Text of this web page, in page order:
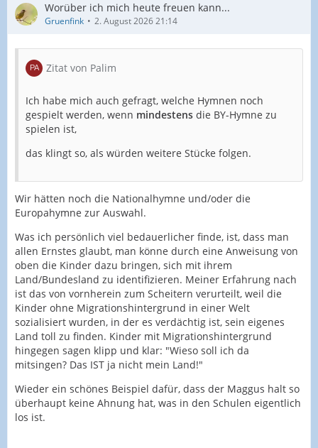
Worüber ich mich heute freuen kann...
Gruenfink 2. August 2026 21:14
Zitat von Palim
Ich habe mich auch gefragt, welche Hymnen noch
gespielt werden, wenn mindestens die BY-Hymne zu
spielen ist,
das klingt so, als würden weitere Stücke folgen.
Wir hätten noch die Nationalhymne und/oder die
Europahymne zur Auswahl.
Was ich persönlich viel bedauerlicher finde, ist, dass man
allen Ernstes glaubt, man könne durch eine Anweisung von
oben die Kinder dazu bringen, sich mit ihrem
Land/Bundesland zu identifizieren. Meiner Erfahrung nach
ist das von vornherein zum Scheitern verurteilt, weil die
Kinder ohne Migrationshintergrund in einer Welt
sozialisiert wurden, in der es verdächtig ist, sein eigenes
Land toll zu finden. Kinder mit Migrationshintergrund
hingegen sagen klipp und klar: "Wieso soll ich da
mitsingen? Das IST ja nicht mein Land!"
Wieder ein schönes Beispiel dafür, dass der Maggus halt so
überhaupt keine Ahnung hat, was in den Schulen eigentlich
los ist.